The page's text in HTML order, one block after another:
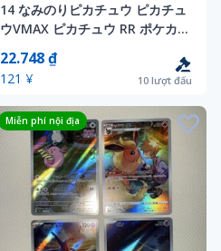
14 なみのりピカチュウ ピカチュ
ウVMAX ピカチュウ RR ポケカ
ポケモンカード
22.748 ₫
121 ¥ 10lượt đấu
Miễn phí nội địa